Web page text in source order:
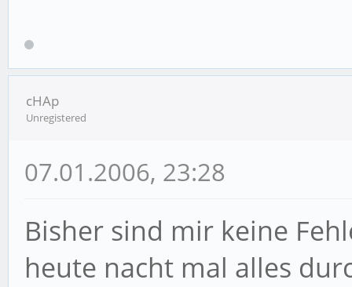
cHAp
Unregistered
07.01.2006, 23:28
Bisher sind mir keine
heute nacht mal alles